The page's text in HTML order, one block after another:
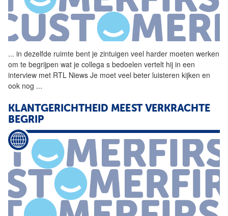
... in dezelfde ruimte bent je zintuigen veel harder moeten werken
om te begrijpen wat je collega s bedoelen vertelt hij in een
interview met RTL Niews Je moet veel beter luisteren kijken en
ook nog ...
KLANTGERICHTHEID MEEST VERKRACHTE
BEGRIP